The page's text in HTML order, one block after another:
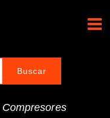
Compresores